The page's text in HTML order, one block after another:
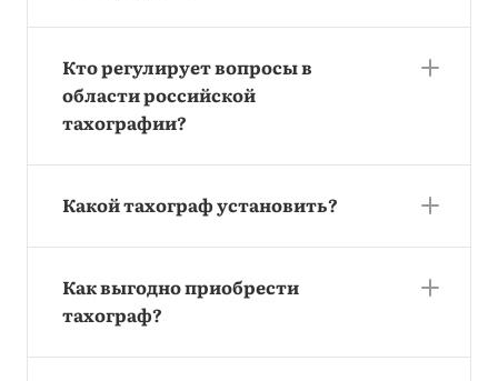
Кто регулирует вопросы в
области российской
тахографии?
Какой тахограф установить?
Как выгодно приобрести
тахограф?